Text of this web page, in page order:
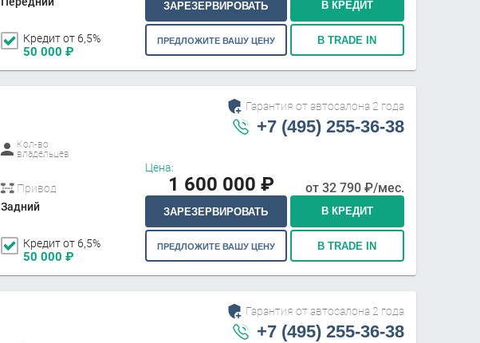
Кредит от 6,5%
50 000 ₽
ЗАРЕЗЕРВИРОВАТЬ В КРЕДИТ
ПРЕДЛОЖИТЕ ВАШУ ЦЕНУ В TRADE IN
Кол-во
владельцев
Привод
Задний
Кредит от 6,5%
50 000 ₽
Гарантия от автосалона 2 года
+7 (495) 255-36-38
Цена:
1 600 000 ₽ от 32 790₽/мес.
ЗАРЕЗЕРВИРОВАТЬ В КРЕДИТ
ПРЕДЛОЖИТЕ ВАШУ ЦЕНУ В TRADE IN
Гарантия от автосалона 2 года
+7 (495) 255-36-38